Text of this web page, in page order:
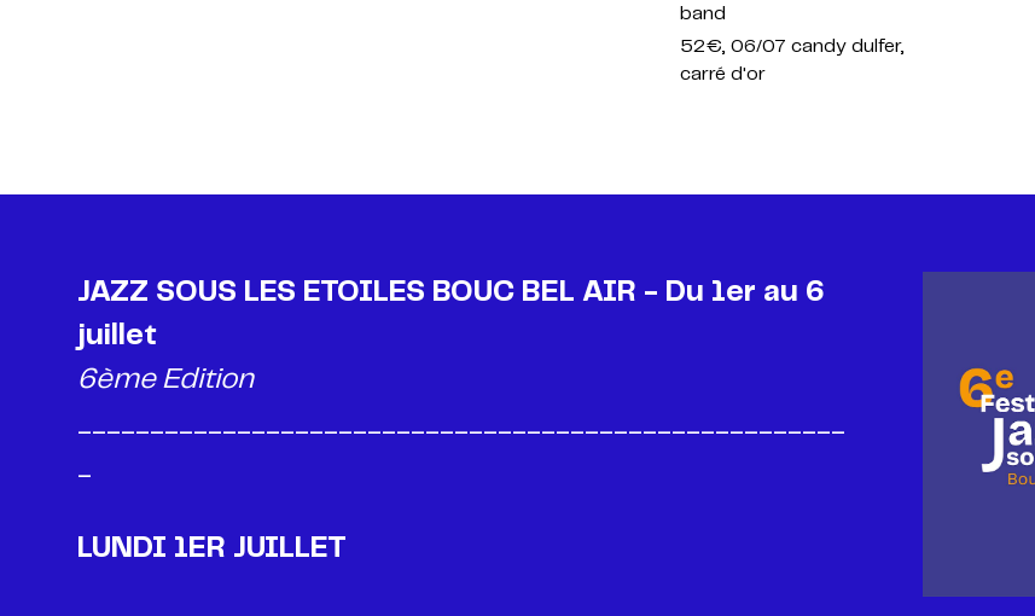
band
52€, 06/07 candy dulfer,
carré d'or
JAZZ SOUS LES ETOILES BOUC BEL AIR - Du 1er au 6
6ème Edition
LUNDI 1ER JUILLET